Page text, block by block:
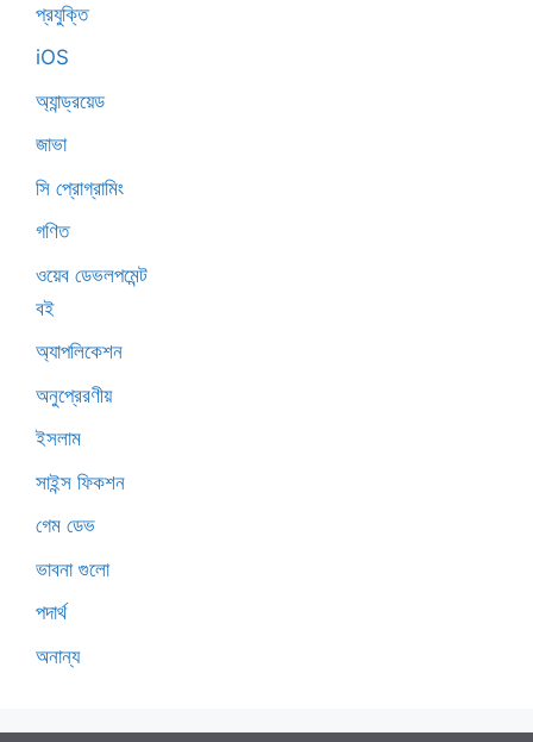
প্রযুক্তি
iOS
অ্যান্ড্রয়েড
জাভা
সি প্রোগ্রামিং
গণিত
ওয়েব ডেভলপমেন্ট
বই
অ্যাপলিকেশন
অনুপ্রেরণীয়
ইসলাম
সাইন্স ফিকশন
গেম ডেভ
ভাবনা গুলো
পদার্থ
অনান্য